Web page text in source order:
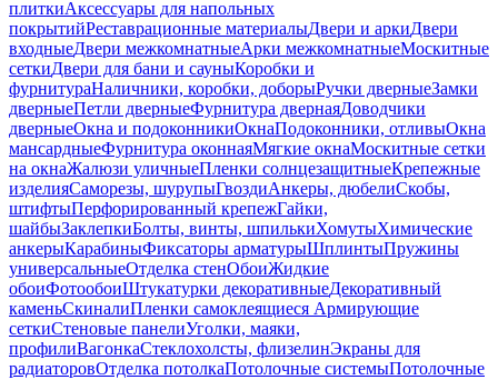
плиткиАксессуары для напольных
покрытийРеставрационные материалыДвери и аркиДвери
входныеДвери межкомнатныеАрки межкомнатныеМоскитные
сеткиДвери для бани и сауныКоробки и
фурнитураНаличники, коробки, доборыРучки дверныеЗамки
дверныеПетли дверныеФурнитура двернаяДоводчики
дверныеОкна и подоконникиОкнаПодоконники, отливыОкна
мансардныеФурнитура оконнаяМягкие окнаМоскитные сетки
на окнаЖалюзи уличныеПленки солнцезащитныеКрепежные
изделияСаморезы, шурупыГвоздиАнкеры, дюбелиСкобы,
штифтыПерфорированный крепежГайки,
шайбыЗаклепкиБолты, винты, шпилькиХомутыХимические
анкерыКарабиныФиксаторы арматурыШплинтыПружины
универсальныеОтделка стенОбоиЖидкие
обоиФотообоиШтукатурки декоративныеДекоративный
каменьСкиналиПленки самоклеящиеся Армирующие
сеткиСтеновые панелиУголки, маяки,
профилиВагонкаСтеклохолсты, флизелинЭкраны для
радиаторовОтделка потолкаПотолочные системыПотолочные